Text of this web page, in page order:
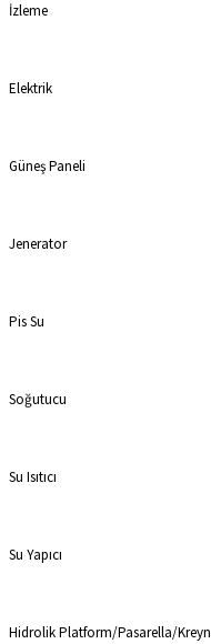
İzleme
Elektrik
Güneş Paneli
Jenerator
Pis Su
Soğutucu
Su Isıtıcı
Su Yapıcı
Hidrolik Platform/Pasarella/Kreyn